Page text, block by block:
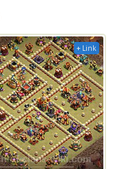
+ Link